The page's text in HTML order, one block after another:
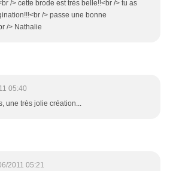
/> cette brode est très belle!!<br /> tu as
/> passe une bonne
/> Nathalie
05:40
une très jolie création...
2011 05:21